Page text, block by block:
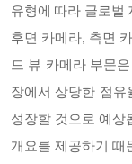
유형에 따라 글로벌
후면 카메라, 측면
드 뷰 카메라 부문
장에서 상당한 점유
성장할 것으로 예상
개요를 제공하기 때